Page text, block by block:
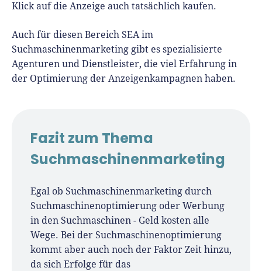
Klick auf die Anzeige auch tatsächlich kaufen.
Auch für diesen Bereich SEA im
Suchmaschinenmarketing gibt es spezialisierte
Agenturen und Dienstleister, die viel Erfahrung in
der Optimierung der Anzeigenkampagnen haben.
Fazit zum Thema
Suchmaschinenmarketing
Egal ob Suchmaschinenmarketing durch
Suchmaschinenoptimierung oder Werbung
in den Suchmaschinen - Geld kosten alle
Wege. Bei der Suchmaschinenoptimierung
kommt aber auch noch der Faktor Zeit hinzu,
da sich Erfolge für das